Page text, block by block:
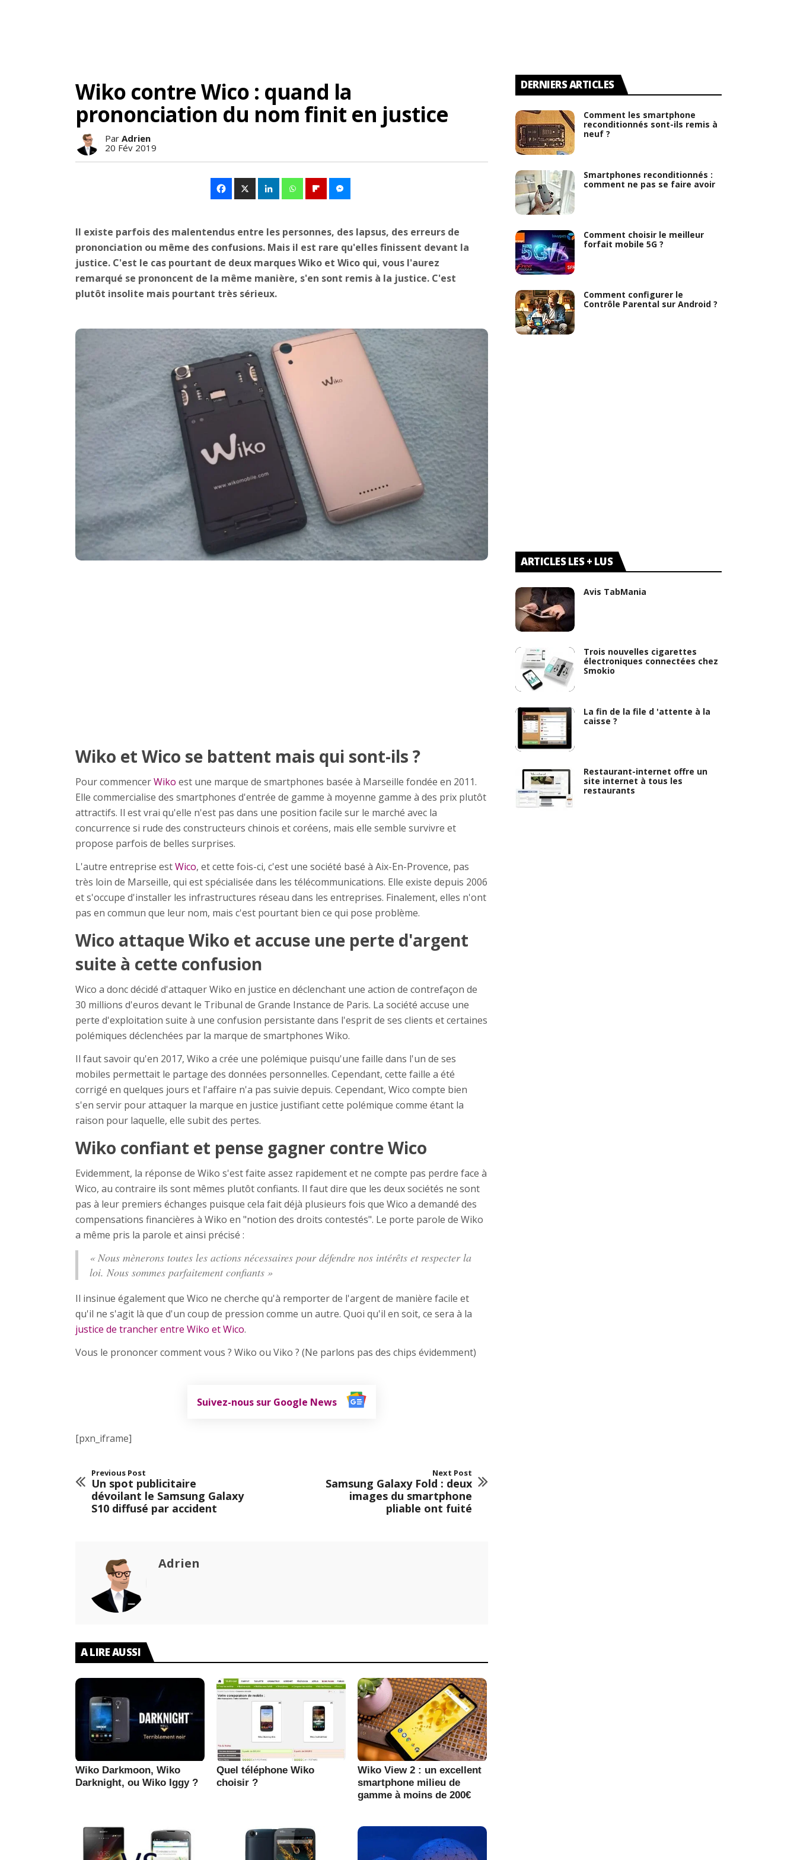
Wiko contre Wico : quand la
prononciation du nom finit en justice
Par Adrien
20 Fév 2019
Il existe parfois des malentendus entre les personnes, des lapsus, des erreurs de
prononciation ou même des confusions. Mais il est rare qu'elles finissent devant la
justice. C'est le cas pourtant de deux marques Wiko et Wico qui, vous l'aurez
remarqué se prononcent de la même manière, s'en sont remis à la justice. C'est
plutôt insolite mais pourtant très sérieux.
Wiko et Wico se battent mais qui sont-ils ?
Pour commencerWiko est une marque de smartphones basée à Marseille fondée en 2011.
Elle commercialise des smartphones d'entrée de gamme à moyenne gamme à des prix plutôt
attractifs. Il est vrai qu'elle n'est pas dans une position facile sur le marché avec la
concurrence si rude des constructeurs chinois et coréens, mais elle semble survivre et
propose parfois de belles surprises.
L'autre entreprise estWico, et cette fois-ci, c'est une société basé à Aix-En-Provence, pas
très loin de Marseille, qui est spécialisée dans les télécommunications. Elle existe depuis 2006
et s'occupe d'installer les infrastructures réseau dans les entreprises. Finalement, elles n'ont
pas en commun que leur nom, mais c'est pourtant bien ce qui pose problème.
Wico attaque Wiko et accuse une perte d'argent
suite à cette confusion
Wico a donc décidé d'attaquer Wiko en justice en déclenchant une action de contrefaçon de
30 millions d'euros devant le Tribunal de Grande Instance de Paris. La société accuse une
perte d'exploitation suite à une confusion persistante dans l'esprit de ses clients et certaines
polémiques déclenchées par la marque de smartphones Wiko.
Il faut savoir qu'en 2017, Wiko a crée une polémique puisqu'une faille dans l'un de ses
mobiles permettait le partage des données personnelles. Cependant, cette faille a été
corrigé en quelques jours et l'affaire n'a pas suivie depuis. Cependant, Wico compte bien
s'en servir pour attaquer la marque en justice justifiant cette polémique comme étant la
raison pour laquelle, elle subit des pertes.
Wiko confiant et pense gagner contre Wico
Evidemment, la réponse de Wiko s'est faite assez rapidement et ne compte pas perdre face à
Wico, au contraire ils sont mêmes plutôt confiants. Il faut dire que les deux sociétés ne sont
pas à leur premiers échanges puisque cela fait déjà plusieurs fois que Wico a demandé des
compensations financières à Wiko en "notion des droits contestés". Le porte parole de Wiko
a même pris la parole et ainsi précisé :
« Nous mènerons toutes les actions nécessaires pour défendre nos intérêts et respecter la
loi. Nous sommes parfaitement confiants »
Il insinue également que Wico ne cherche qu'à remporter de l'argent de manière facile et
qu'il ne s'agit là que d'un coup de pression comme un autre. Quoi qu'il en soit, ce sera à la
justice de trancher entre Wiko et Wico.
Vous le prononcer comment vous ? Wiko ou Viko ? (Ne parlons pas des chips évidemment)
Suivez-nous sur Google News
[pxn_iframe]
Previous Post
Un spot publicitaire
dévoilant le Samsung Galaxy
S10 diffusé par accident
Next Post
Samsung Galaxy Fold : deux
images du smartphone
pliable ont fuité
Adrien
A LIRE AUSSI
Wiko Darkmoon, Wiko
Darknight, ou Wiko Iggy ?
Quel téléphone Wiko
choisir ?
Wiko View 2 : un excellent
smartphone milieu de
gamme à moins de 200€
DERNIERS ARTICLES
Comment les smartphone
reconditionnés sont-ils remis à
neuf ?
Smartphones reconditionnés :
comment ne pas se faire avoir
Comment choisir le meilleur
forfait mobile 5G ?
Comment configurer le
Contrôle Parental sur Android ?
ARTICLES LES + LUS
Avis TabMania
Trois nouvelles cigarettes
électroniques connectées chez
Smokio
La fin de la file d 'attente à la
caisse ?
Restaurant-internet offre un
site internet à tous les
restaurants